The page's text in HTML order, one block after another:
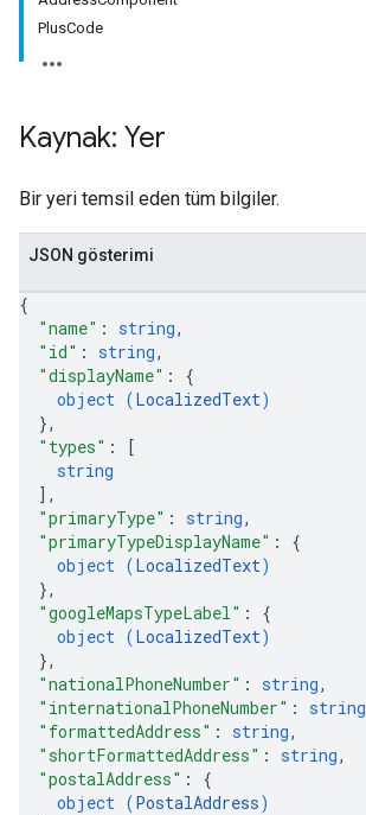
PlusCode
Kaynak: Yer
Bir yeri temsil eden tüm bilgiler.
JSON gösterimi
{
"name" : string,
"id" : string,
"displayName" : {
object (LocalizedText)
},
"types" :
[
string
] ,
"primaryType" : string,
"primaryTypeDisplayName" : {
object (LocalizedText)
},
"googleMapsTypeLabel" : {
object (LocalizedText)
},
"nationalPhoneNumber" : string,
"internationalPhoneNumber" : string
"formattedAddress" : string,
"shortFormattedAddress" : string,
"postalAddress" : {
object (PostalAddress)